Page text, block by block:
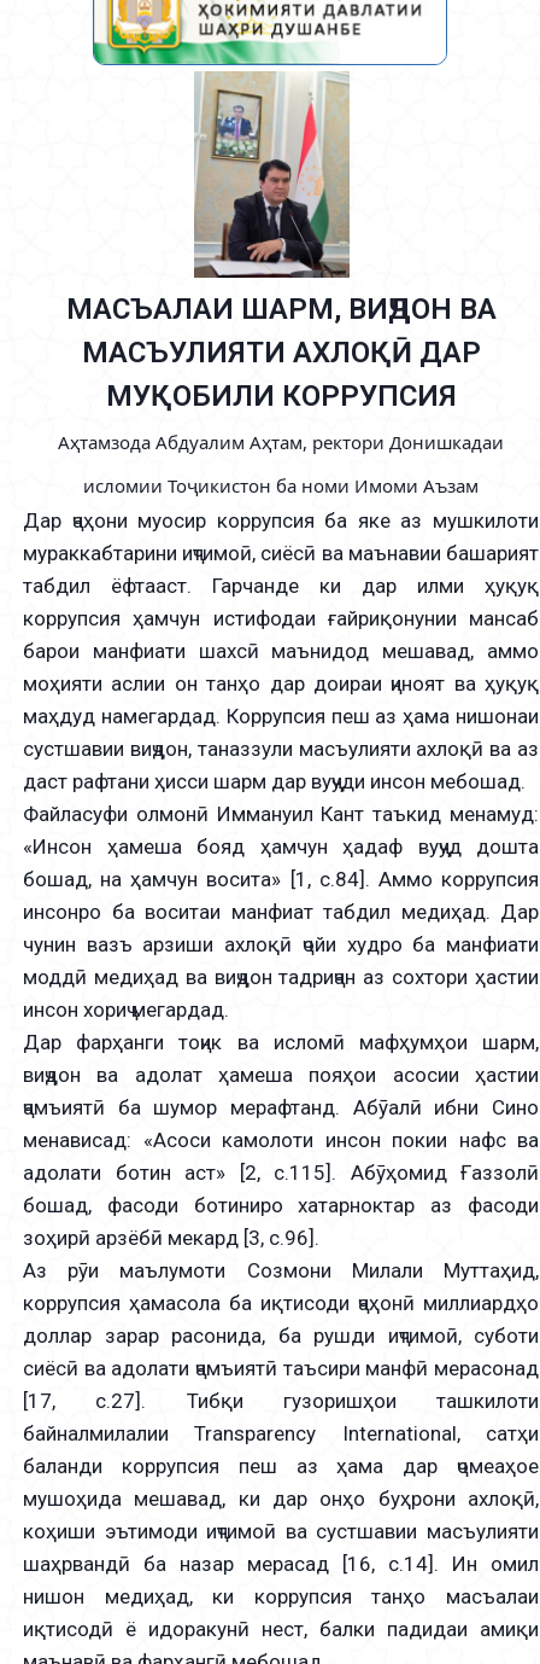
МАСЪАЛАИ ШАРМ, ВИҶДОН ВА
МАСЪУЛИЯТИ АХЛОҚӢ ДАР
МУҚОБИЛИ КОРРУПСИЯ
Аҳтамзода Абдуалим Аҳтам, ректори Донишкадаи
исломии Тоҷикистон ба номи Имоми Аъзам
Дар ҷаҳони муосир коррупсия ба яке аз мушкилоти
мураккабтарини иҷтимоӣ, сиёсӣ ва маънавии башарият
табдил ёфтааст. Гарчанде ки дар илми ҳуқуқ
коррупсия ҳамчун истифодаи ғайриқонунии мансаб
барои манфиати шахсӣ маънидод мешавад, аммо
моҳияти аслии он танҳо дар доираи ҷиноят ва ҳуқуқ
маҳдуд намегардад. Коррупсия пеш аз ҳама нишонаи
сустшавии виҷдон, таназзули масъулияти ахлоқӣ ва аз
даст рафтани ҳисси шарм дар вуҷуди инсон мебошад.
Файласуфи олмонӣ Иммануил Кант таъкид менамуд:
«Инсон ҳамеша бояд ҳамчун ҳадаф вуҷуд дошта
бошад, на ҳамчун восита» [1, с.84]. Аммо коррупсия
инсонро ба воситаи манфиат табдил медиҳад. Дар
чунин вазъ арзиши ахлоқӣ ҷойи худро ба манфиати
моддӣ медиҳад ва виҷдон тадриҷан аз сохтори ҳастии
инсон хориҷ мегардад.
Дар фарҳанги тоҷик ва исломӣ мафҳумҳои шарм,
виҷдон ва адолат ҳамеша пояҳои асосии ҳастии
ҷамъиятӣ ба шумор мерафтанд. Абӯалӣ ибни Сино
менависад: «Асоси камолоти инсон покии нафс ва
адолати ботин аст» [2, с.115]. Абӯҳомид Ғаззолӣ
бошад, фасоди ботиниро хатарноктар аз фасоди
зоҳирӣ арзёбӣ мекард [3, с.96].
Аз рӯи маълумоти Созмони Милали Муттаҳид,
коррупсия ҳамасола ба иқтисоди ҷаҳонӣ миллиардҳо
доллар зарар расонида, ба рушди иҷтимоӣ, суботи
сиёсӣ ва адолати ҷамъиятӣ таъсири манфӣ мерасонад
[17, с.27]. Тибқи гузоришҳои ташкилоти
байналмилалии Transparency International, сатҳи
баланди коррупсия пеш аз ҳама дар ҷомеаҳое
мушоҳида мешавад, ки дар онҳо буҳрони ахлоқӣ,
коҳиши эътимоди иҷтимоӣ ва сустшавии масъулияти
шаҳрвандӣ ба назар мерасад [16, с.14]. Ин омил
нишон медиҳад, ки коррупсия танҳо масъалаи
иқтисодӣ ё идоракунӣ нест, балки падидаи амиқи